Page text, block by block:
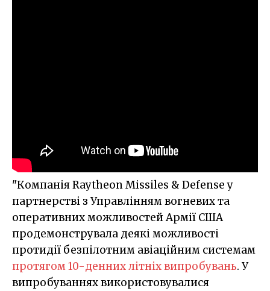
"Компанія Raytheon Missiles & Defense у
партнерстві з Управлінням вогневих та
оперативних можливостей Армії США
продемонструвала деякі можливості
протидії безпілотним авіаційним системам
протягом 10-денних літніх випробувань. У
випробуваннях використовувалися